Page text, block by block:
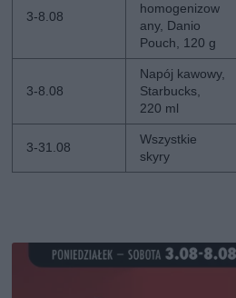
3-8.08
homogenizow
any, Danio
Pouch, 120 g
3-8.08
Napój kawowy,
Starbucks,
220 ml
3-31.08
Wszystkie
skyry